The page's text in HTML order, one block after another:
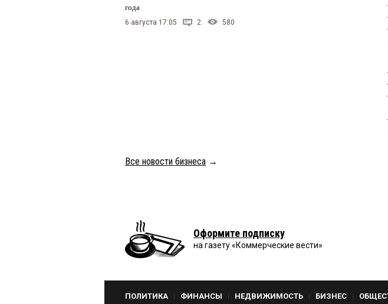
года
6 августа 17:05 2 580
Все новости бизнеса →
Оформите подписку
на газету «Коммерческие вести»
ПОЛИТИКА ФИНАНСЫ НЕДВИЖИМОСТЬ БИЗНЕС